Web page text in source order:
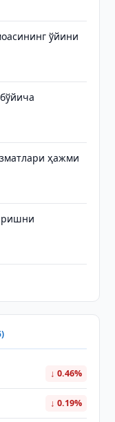
ўйини
ҳажми
↓ 0.46%
↓ 0.19%